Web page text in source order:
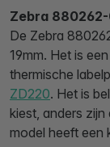
Zebra
De Zebra
19mm. Het is
thermische
ZD220. Het is
kiest, anders zijn
model heeft een